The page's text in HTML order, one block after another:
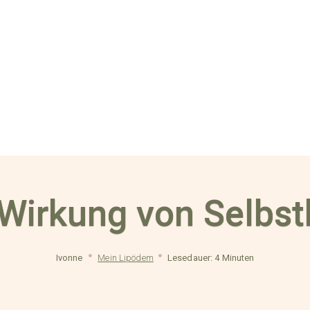
von
Ivonne Mein Lipödem Lesedauer: 4 Minuten